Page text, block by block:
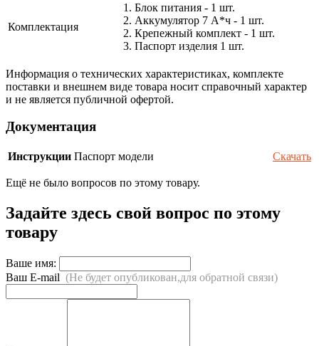
Комплектация
1. Блок питания - 1 шт.
2. Аккумулятор 7 А*ч - 1 шт.
2. Крепежный комплект - 1 шт.
3. Паспорт изделия 1 шт.
Информация о технических характеристиках, комплекте
поставки и внешнем виде товара носит справочный характер
и не является публичной офертой.
Документация
Инструкции Паспорт модели Скачать
Ещё не было вопросов по этому товару.
Задайте здесь свой вопрос по этому
товару
Ваше имя:
Ваш E-mail (Не будет опубликован,для обратной связи)